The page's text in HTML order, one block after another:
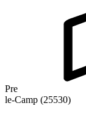
Pre
le-Camp (25530)